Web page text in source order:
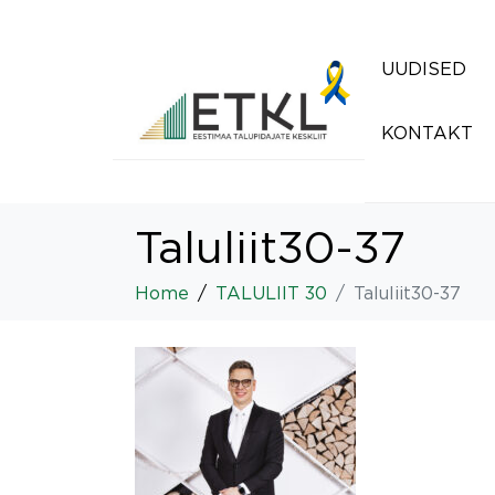
UUDISED
KONTAKT
Taluliit30-37
Home TALULIIT 30 Taluliit30-37